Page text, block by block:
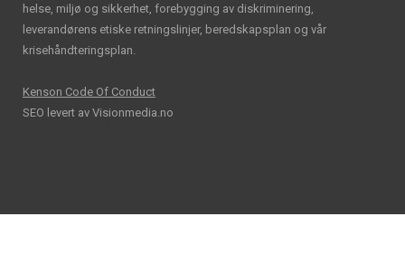
helse, miljø og sikkerhet, forebygging av diskriminering,
leverandørens etiske retningslinjer, beredskapsplan og vår
krisehåndteringsplan.
Kenson Code Of Conduct
SEO levert av Visionmedia.no